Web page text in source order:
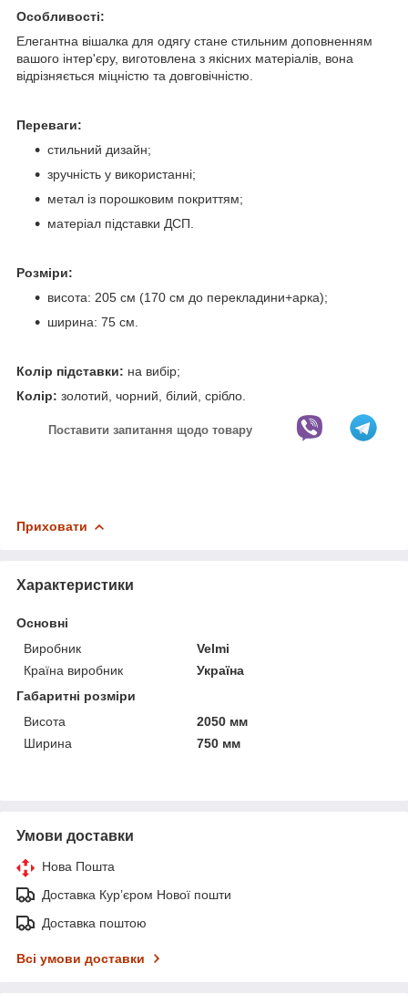
Особливості:
Елегантна вішалка для одягу стане стильним доповненням
вашого інтер'єру, виготовлена з якісних матеріалів, вона
відрізняється міцністю та довговічністю.
Переваги:
стильний дизайн;
зручність у використанні;
метал із порошковим покриттям;
матеріал підставки ДСП.
Розміри:
висота: 205 см (170 см до перекладини+арка);
ширина: 75 см.
Колір підставки: на вибір;
Колір: золотий, чорний, білий, срібло.
Поставити запитання щодо товару
Приховати
Характеристики
Основні
Виробник
Velmi
Країна виробник
Україна
Габаритні розміри
Висота
2050 мм
Ширина
750 мм
Умови доставки
Нова Пошта
Доставка Курʼєром Нової пошти
Доставка поштою
Всі умови доставки